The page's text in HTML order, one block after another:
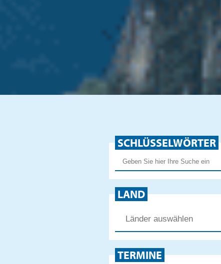
SCHLÜSSELWÖRTER
LAND
TERMINE